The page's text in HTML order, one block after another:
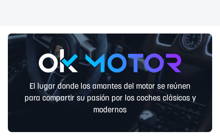
El lugar donde los amantes del motor se reúnen
para compartir su pasión por los coches clásicos y
modernos